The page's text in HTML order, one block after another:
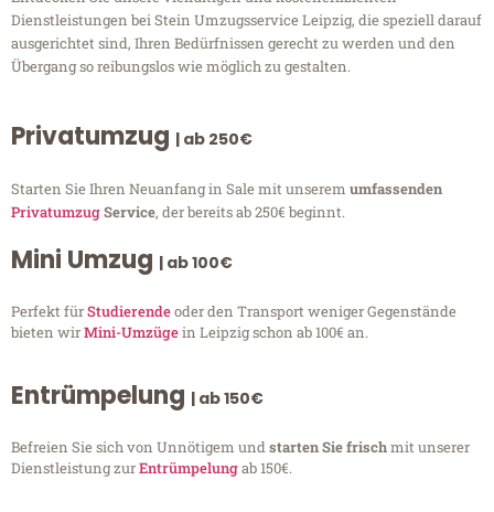
Dienstleistungen bei Stein Umzugsservice Leipzig, die speziell darauf
ausgerichtet sind, Ihren Bedürfnissen gerecht zu werden und den
Übergang so reibungslos wie möglich zu gestalten.
Privatumzug | ab 250€
Starten Sie Ihren Neuanfang in Sale mit unserem umfassenden
PrivatumzugService, der bereits ab 250€ beginnt.
Mini Umzug | ab 100€
Perfekt fürStudierendeoder den Transport weniger Gegenstände
bieten wirMini-Umzügein Leipzig schon ab 100€ an.
Entrümpelung | ab 150€
Befreien Sie sich von Unnötigem undstarten Sie frischmit unserer
Dienstleistung zurEntrümpelungab 150€.